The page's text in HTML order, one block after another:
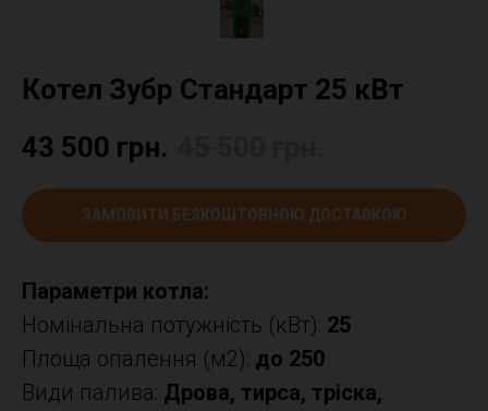
Котел Зубр Стандарт 25 кВт
43 500 грн.
ЗАМОВИТИ БЕЗКОШТОВНОЮ ДОСТАВКОЮ
Параметри котла:
Номінальна потужність (кВт): 25
Площа опалення (м2): до 250
Види палива: Дрова, тирса, тріска,